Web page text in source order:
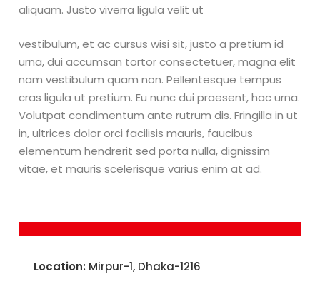
aliquam. Justo viverra ligula velit ut
vestibulum, et ac cursus wisi sit, justo a pretium id
urna, dui accumsan tortor consectetuer, magna elit
nam vestibulum quam non. Pellentesque tempus
cras ligula ut pretium. Eu nunc dui praesent, hac urna.
Volutpat condimentum ante rutrum dis. Fringilla in ut
in, ultrices dolor orci facilisis mauris, faucibus
elementum hendrerit sed porta nulla, dignissim
vitae, et mauris scelerisque varius enim at ad.
Location: Mirpur-1, Dhaka-1216